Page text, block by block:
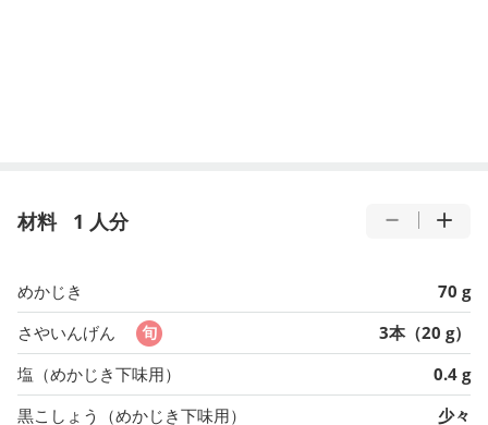
材料 1 人分
めかじき
70 g
さやいんげん
3本（20 g）
塩（めかじき下味用）
0.4 g
黒こしょう（めかじき下味用）
少々